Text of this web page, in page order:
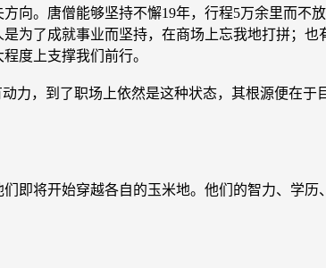
。唐僧能够坚持不懈19年，行程5万余里而不
为了成就事业而坚持，在商场上忘我地打拼；
度上支撑我们前行。
，到了职场上依然是这种状态，其根源便在于
将开始穿越各自的玉米地。他们的智力、学历